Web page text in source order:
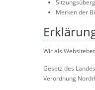
Merken der
Wir als
Gesetz des
Verordnung